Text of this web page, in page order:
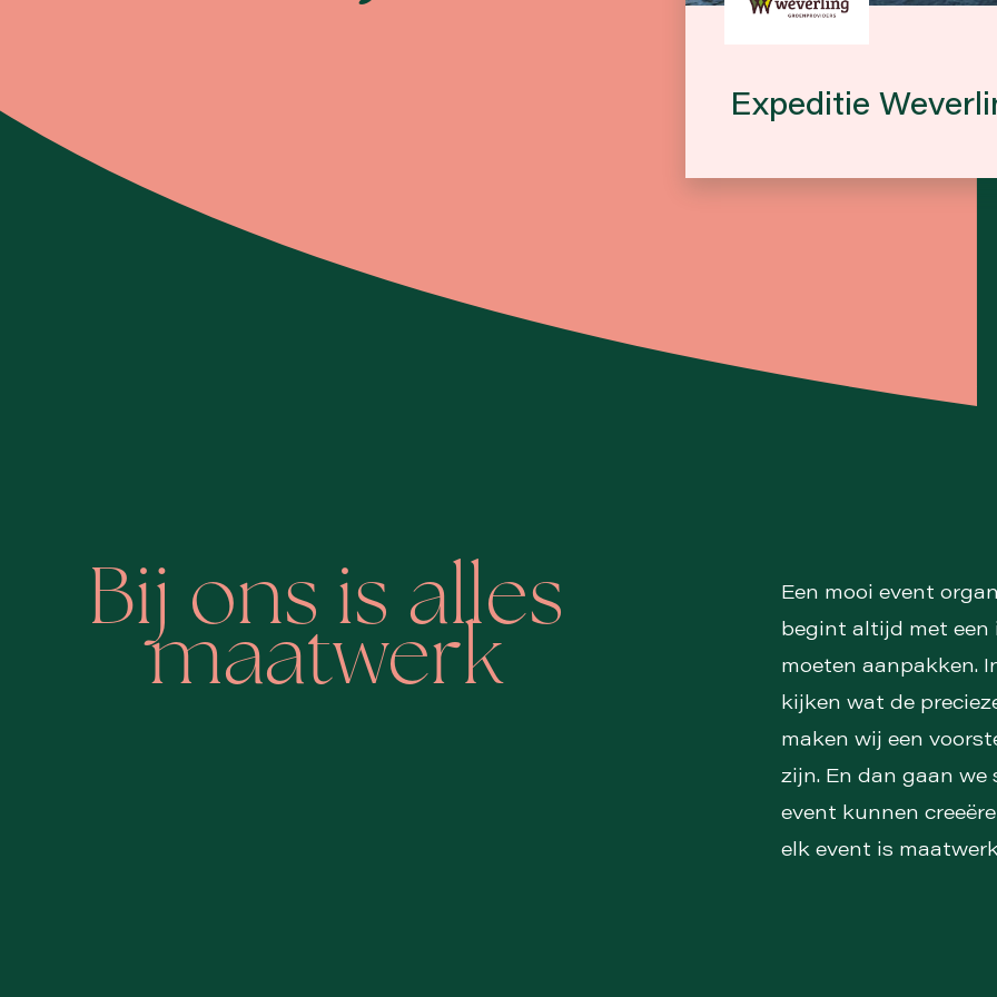
Expeditie
Bij ons is alles
maatwerk
Een mooi event
begint altijd met een
moeten aanpakken.
kijken wat de
maken wij een
zijn. En dan gaan
event kunnen
elk event is